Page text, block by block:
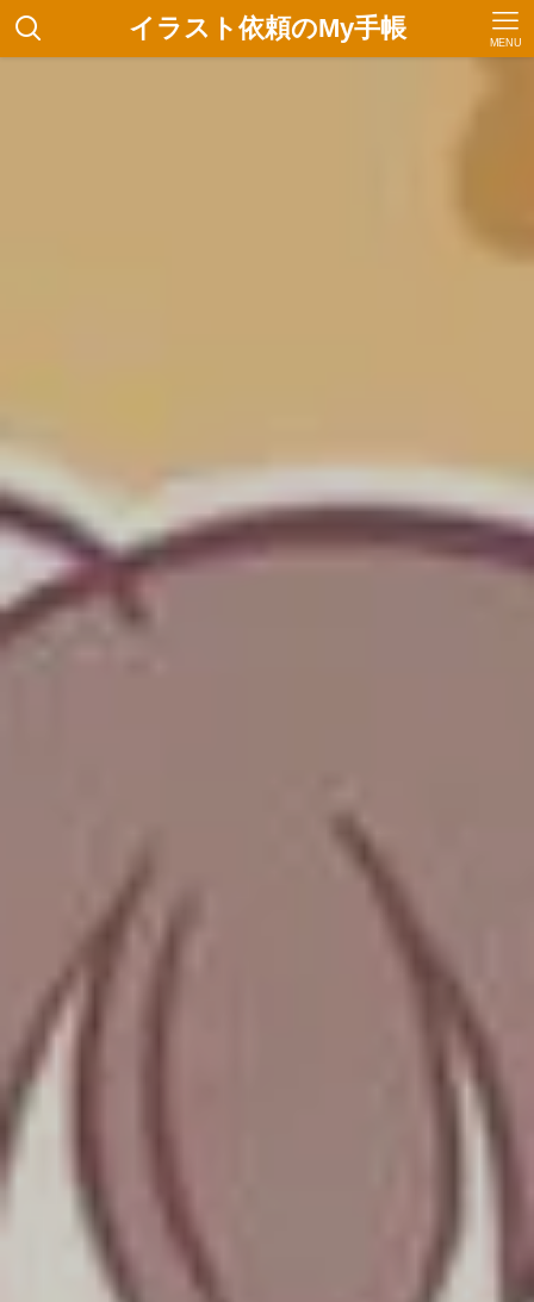
イラスト依頼のMy手帳 MENU